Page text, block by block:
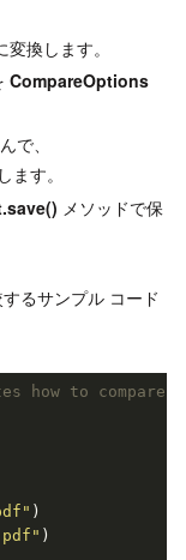
換します。
CompareOptions
で、
ます。
メソッドで保
るサンプル コード
how to
)
)